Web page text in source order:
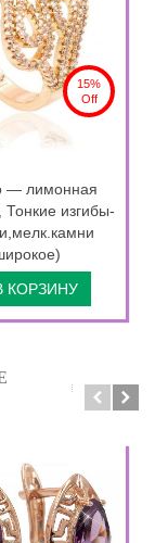
15%
Off
— лимонная
Тонкие изгибы-
КОРЗИНУ